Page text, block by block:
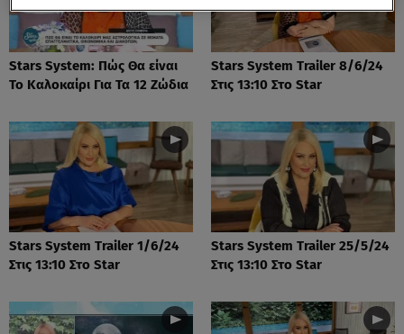
Stars System: Πώς Θα είναι
Το Καλοκαίρι Για Τα 12 Ζώδια
Stars System Trailer 8/6/24
Στις 13:10 Στο Star
Stars System Trailer 1/6/24
Στις 13:10 Στο Star
Stars System Trailer 25/5/24
Στις 13:10 Στο Star